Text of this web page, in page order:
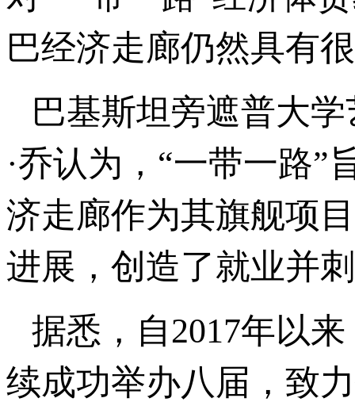
巴经济走廊仍然具有
巴基斯坦旁遮普大
·乔认为，“一带一路
济走廊作为其旗舰项
进展，创造了就业并
据悉，自2017年以
续成功举办八届，致